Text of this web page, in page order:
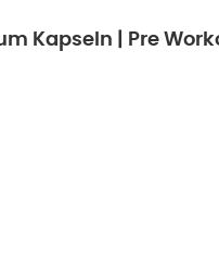
Kapseln | Pre